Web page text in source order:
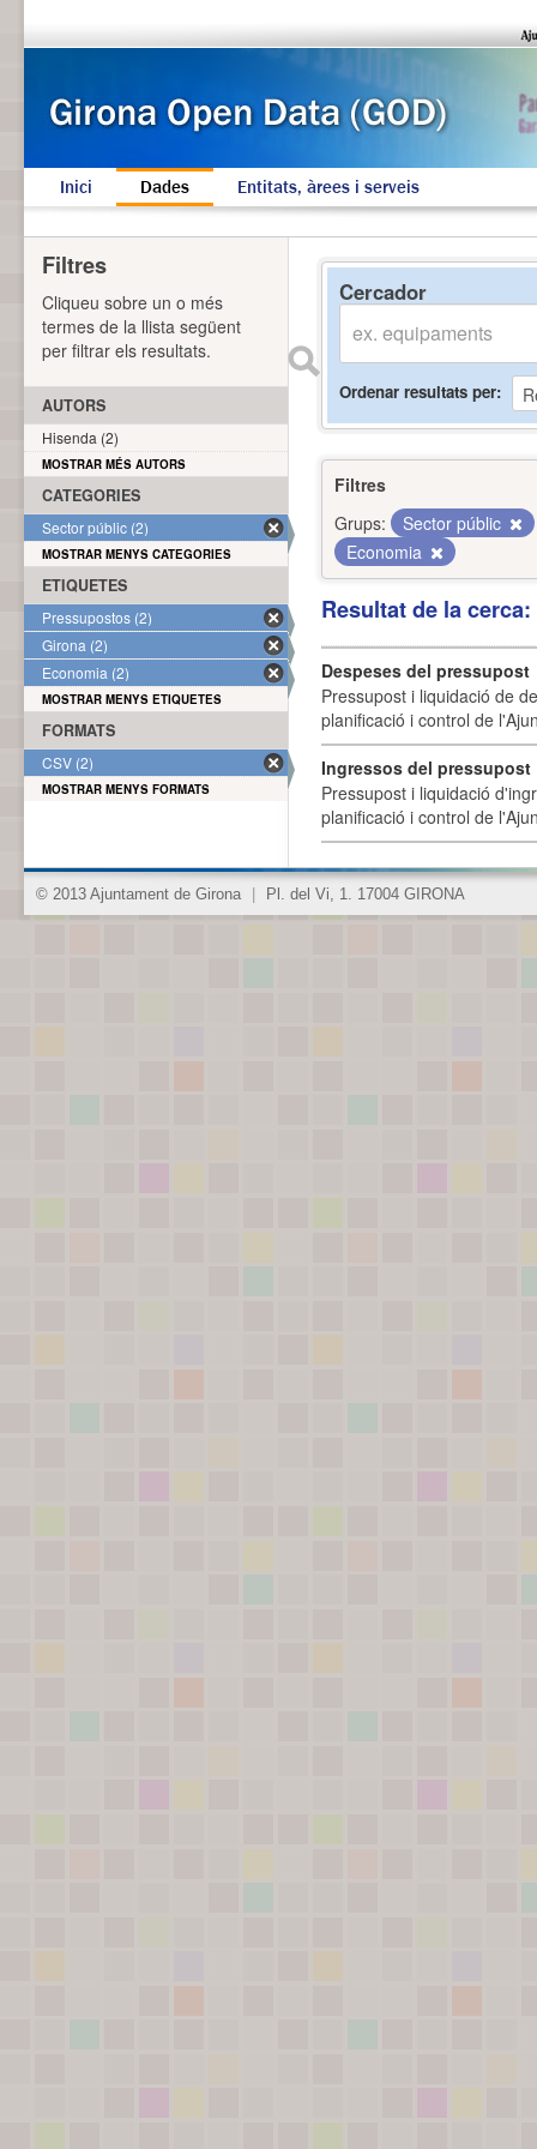
Inici Dades Entitats, àrees i serveis
Cercador
Ordenar resultats per
Filtres
Grups:
Sector públic
Economia
Resultat de la
Despeses del pressupost
Pressupost i liquidació de
planificació i control de
Ingressos del pressupost
Pressupost i liquidació
planificació i control de
Filtres
Cliqueu sobre un o més
termes de la llista següent
per filtrar els resultats.
AUTORS
Hisenda (2)
MOSTRAR MÉS AUTORS
CATEGORIES
Sector públic (2)
MOSTRAR MENYS CATEGORIES
ETIQUETES
Pressupostos (2)
Girona (2)
Economia (2)
MOSTRAR MENYS ETIQUETES
FORMATS
CSV (2)
MOSTRAR MENYS FORMATS
© 2013 Ajuntament de Girona Pl. del Vi, 1. 17004 GIRONA